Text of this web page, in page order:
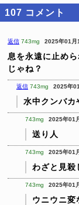
107 コメント
返信 743mg 2025年01月
息を永遠に止め
じゃね？
返信 743mg 2025年
水中クンバカ
743mg 2025年01
送り人
743mg 2025年01
わざと見殺
743mg 2025年01
ウニウニ変